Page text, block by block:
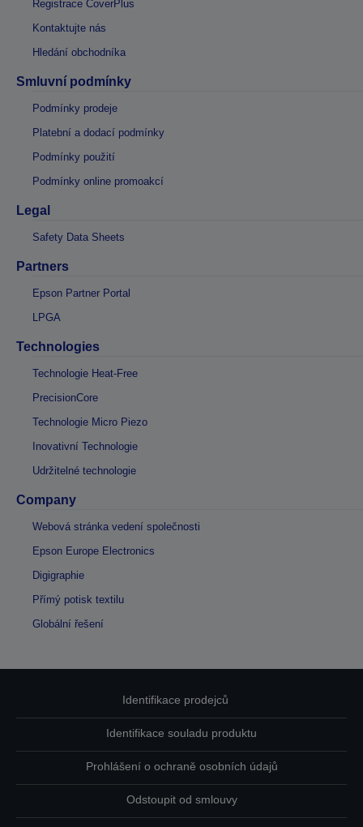
Registrace CoverPlus
Kontaktujte nás
Hledání obchodníka
Smluvní podmínky
Podmínky prodeje
Platební a dodací podmínky
Podmínky použití
Podmínky online promoakcí
Legal
Safety Data Sheets
Partners
Epson Partner Portal
LPGA
Technologies
Technologie Heat-Free
PrecisionCore
Technologie Micro Piezo
Inovativní Technologie
Udržitelné technologie
Company
Webová stránka vedení společnosti
Epson Europe Electronics
Digigraphie
Přímý potisk textilu
Globální řešení
Identifikace prodejců
Identifikace souladu produktu
Prohlášení o ochraně osobních údajů
Odstoupit od smlouvy